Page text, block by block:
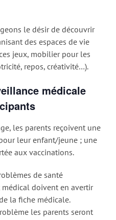
le désir de découvrir
des espaces de vie
jeux, mobilier pour les
repos, créativité…).
médicale
les parents reçoivent une
leur enfant/jeune ; une
aux vaccinations.
de santé
doivent en avertir
la fiche médicale.
les parents seront